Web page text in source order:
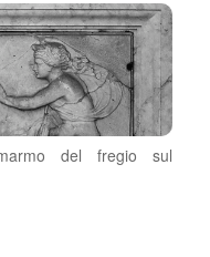
del fregio sul